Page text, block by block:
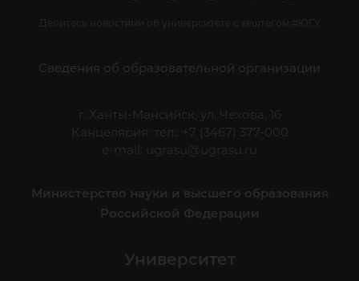
Делитесь новостями об университете с хештегом #ЮГУ
Сведения об образовательной организации
г. Ханты-Мансийск, ул. Чехова, 16
Канцелярия: тел.: +7 (3467) 377-000
e-mail:
ugrasu@ugrasu.ru
Министерство науки и высшего образования
Российской Федерации
Университет